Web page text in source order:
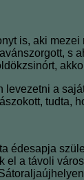
is, aki
s
levezetni a
tudta,
édesapja
el a távoli